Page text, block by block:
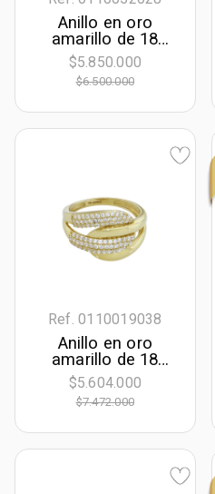
Anillo en oro
amarillo de 18
Kilates, con
diamante
laboratorio central
laboratorio de 0.25
$5.850.000
$6.500.000
Ref. 0110019038
Anillo en oro
amarillo de 18
Kilates, con
zircones
$5.604.000
$7.472.000